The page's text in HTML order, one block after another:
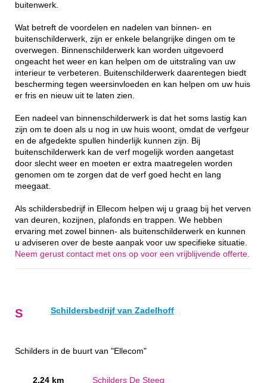
buitenwerk.
Wat betreft de voordelen en nadelen van binnen- en
buitenschilderwerk, zijn er enkele belangrijke dingen om te
overwegen. Binnenschilderwerk kan worden uitgevoerd
ongeacht het weer en kan helpen om de uitstraling van uw
interieur te verbeteren. Buitenschilderwerk daarentegen biedt
bescherming tegen weersinvloeden en kan helpen om uw huis
er fris en nieuw uit te laten zien.
Een nadeel van binnenschilderwerk is dat het soms lastig kan
zijn om te doen als u nog in uw huis woont, omdat de verfgeur
en de afgedekte spullen hinderlijk kunnen zijn. Bij
buitenschilderwerk kan de verf mogelijk worden aangetast
door slecht weer en moeten er extra maatregelen worden
genomen om te zorgen dat de verf goed hecht en lang
meegaat.
Als schildersbedrijf in Ellecom helpen wij u graag bij het verven
van deuren, kozijnen, plafonds en trappen. We hebben
ervaring met zowel binnen- als buitenschilderwerk en kunnen
u adviseren over de beste aanpak voor uw specifieke situatie.
Neem gerust contact met ons op voor een vrijblijvende offerte.
S Schildersbedrijf van Zadelhoff
Schilders in de buurt van "Ellecom"
2.24 km Schilders De Steeg